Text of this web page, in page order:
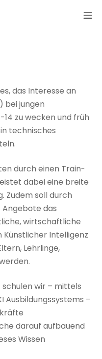
das Interesse an
bei jungen
zu wecken und früh
technisches
durch einen Train-
dabei eine breite
Zudem soll durch
das
wirtschaftliche
Intelligenz
Lehrlinge,
wir – mittels
Ausbildungssystems –
darauf aufbauend
Wissen